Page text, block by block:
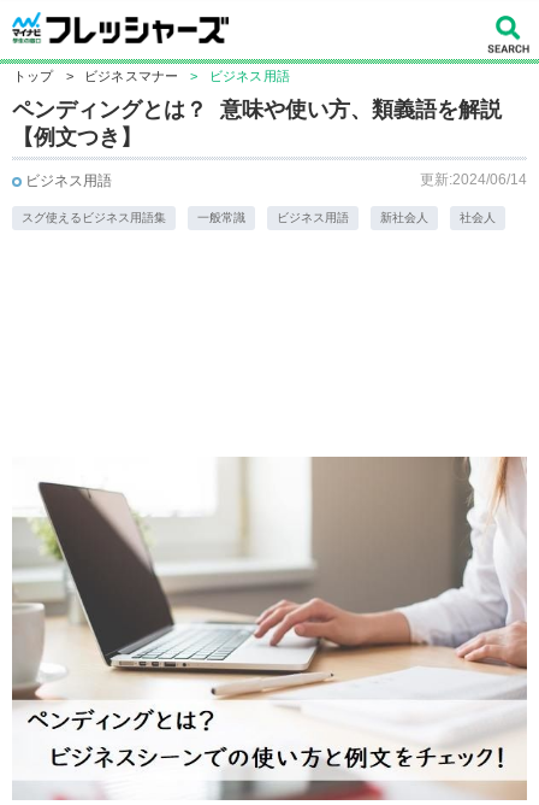
トップ > ビジネスマナー > ビジネス用語
ペンディングとは？ 意味や使い方、類義語を解説
【例文つき】
ビジネス用語 更新:2024/06/14
スグ使えるビジネス用語集 一般常識 ビジネス用語 新社会人 社会人